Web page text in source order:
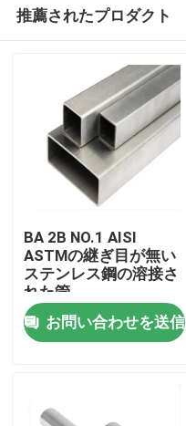
プロダクト
推薦されたプロダクト
BA 2B NO.1 AISI
ASTMの継ぎ目が無い
ステンレス鋼の溶接さ
れた管
お問い合わせを送信